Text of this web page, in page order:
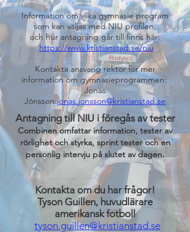
Information om vilka gymnasie program
som kan väljas med NIU profilen,
och hur antagning går till finns här:
https://www.kristianstad.se/niu
Kontakta ansvarig rektor för mer
information om gymnasieprogrammen:
Jonas
Jönssonjonas.jonsson@kristianstad.se
Antagning till NIU i föregås av tester
Combinen omfattar information, tester av
rörlighet och styrka, sprint tester och en
personlig intervju på slutet av dagen.
Kontakta omdu har frågor!
Tyson Guillen, huvudlärare
amerikansk fotboll
tyson.guillen@kristianstad.se